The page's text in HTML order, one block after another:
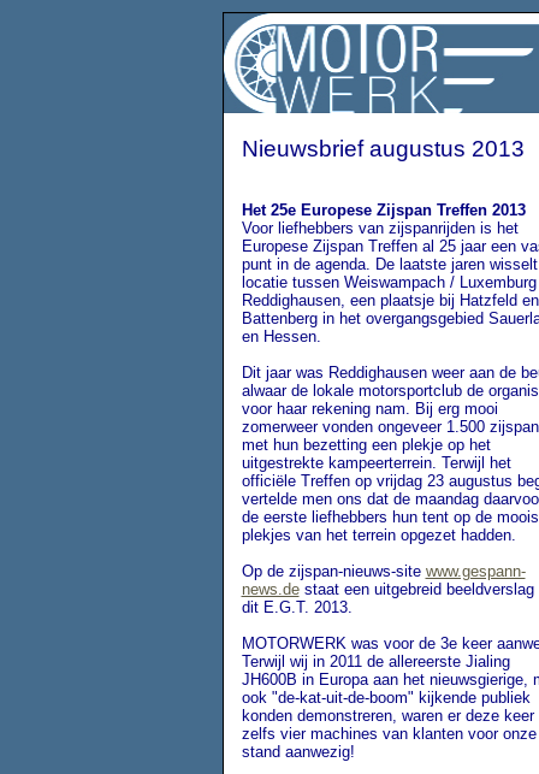
Nieuwsbrief augustus 2013
Het 25e Europese Zijspan Treffen 2013
Voor liefhebbers van zijspanrijden is het
Europese Zijspan Treffen al 25 jaar een
punt in de agenda. De laatste jaren
locatie tussen Weiswampach /
Reddighausen, een plaatsje bij Hatzfeld en
Battenberg in het overgangsgebied
en Hessen.
Dit jaar was Reddighausen weer aan de
alwaar de lokale motorsportclub de
voor haar rekening nam. Bij erg mooi
zomerweer vonden ongeveer 1.500
met hun bezetting een plekje op het
uitgestrekte kampeerterrein. Terwijl het
officiële Treffen op vrijdag 23 augustus
vertelde men ons dat de maandag
de eerste liefhebbers hun tent op de
plekjes van het terrein opgezet hadden.
Op de zijspan-nieuws-site www.gespann-
news.destaat een uitgebreid beeldverslag
dit E.G.T. 2013.
MOTORWERK was voor de 3e keer
Terwijl wij in 2011 de allereerste Jialing
JH600B in Europa aan het nieuwsgierige,
ook "de-kat-uit-de-boom" kijkende publiek
konden demonstreren, waren er deze keer
zelfs vier machines van klanten voor onze
stand aanwezig!